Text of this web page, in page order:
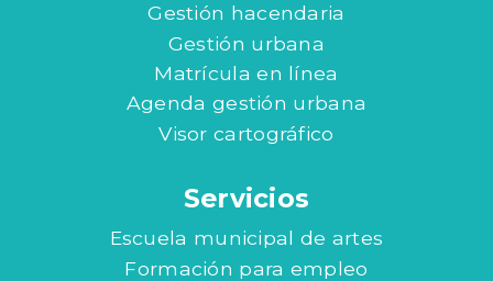
Gestión hacendaria
Gestión urbana
Matrícula en línea
Agenda gestión urbana
Visor cartográfico
Servicios
Escuela municipal de artes
Formación para empleo